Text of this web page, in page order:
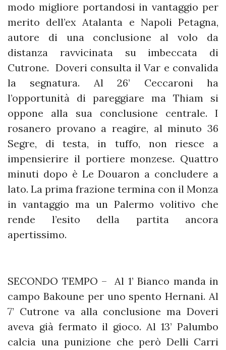
modo migliore portandosi in vantaggio per
merito dell’ex Atalanta e Napoli Petagna,
autore di una conclusione al volo da
distanza ravvicinata su imbeccata di
Cutrone. Doveri consulta il Var e convalida
la segnatura. Al 26’ Ceccaroni ha
l’opportunità di pareggiare ma Thiam si
oppone alla sua conclusione centrale. I
rosanero provano a reagire, al minuto 36
Segre, di testa, in tuffo, non riesce a
impensierire il portiere monzese. Quattro
minuti dopo è Le Douaron a concludere a
lato. La prima frazione termina con il Monza
in vantaggio ma un Palermo volitivo che
rende l’esito della partita ancora
apertissimo.
SECONDO TEMPO – Al 1’ Bianco manda in
campo Bakoune per uno spento Hernani. Al
7’ Cutrone va alla conclusione ma Doveri
aveva già fermato il gioco. Al 13’ Palumbo
calcia una punizione che però Delli Carri